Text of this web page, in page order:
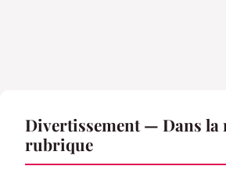
Divertissement — Dans la
rubrique